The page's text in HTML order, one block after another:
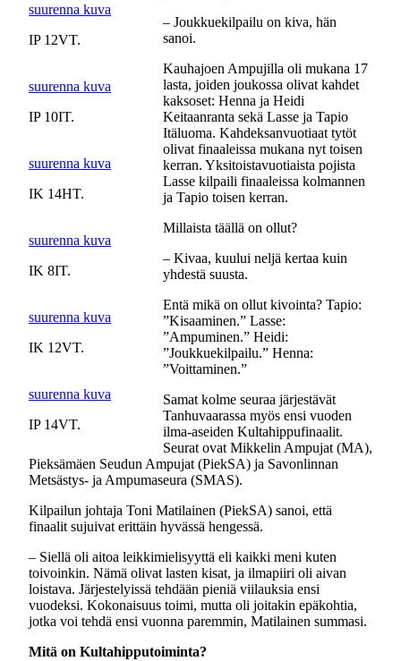
suurenna kuva
IP 12VT.
suurenna kuva
IP 10IT.
suurenna kuva
IK 14HT.
suurenna kuva
IK 8IT.
suurenna kuva
IK 12VT.
suurenna kuva
IP 14VT.
– Joukkuekilpailu on kiva, hän
sanoi.
Kauhajoen Ampujilla oli mukana 17
lasta, joiden joukossa olivat kahdet
kaksoset: Henna ja Heidi
Keitaanranta sekä Lasse ja Tapio
Itäluoma. Kahdeksanvuotiaat tytöt
olivat finaaleissa mukana nyt toisen
kerran. Yksitoistavuotiaista pojista
Lasse kilpaili finaaleissa kolmannen
ja Tapio toisen kerran.
Millaista täällä on ollut?
– Kivaa, kuului neljä kertaa kuin
yhdestä suusta.
Entä mikä on ollut kivointa? Tapio:
”Kisaaminen.” Lasse:
”Ampuminen.” Heidi:
”Joukkuekilpailu.” Henna:
”Voittaminen.”
Samat kolme seuraa järjestävät
Tanhuvaarassa myös ensi vuoden
ilma-aseiden Kultahippufinaalit.
Seurat ovat Mikkelin Ampujat (MA),
Pieksämäen Seudun Ampujat (PiekSA) ja Savonlinnan
Metsästys- ja Ampumaseura (SMAS).
Kilpailun johtaja Toni Matilainen (PiekSA) sanoi, että
finaalit sujuivat erittäin hyvässä hengessä.
– Siellä oli aitoa leikkimielisyyttä eli kaikki meni kuten
toivoinkin. Nämä olivat lasten kisat, ja ilmapiiri oli aivan
loistava. Järjestelyissä tehdään pieniä viilauksia ensi
vuodeksi. Kokonaisuus toimi, mutta oli joitakin epäkohtia,
jotka voi tehdä ensi vuonna paremmin, Matilainen summasi.
Mitä on Kultahipputoiminta?